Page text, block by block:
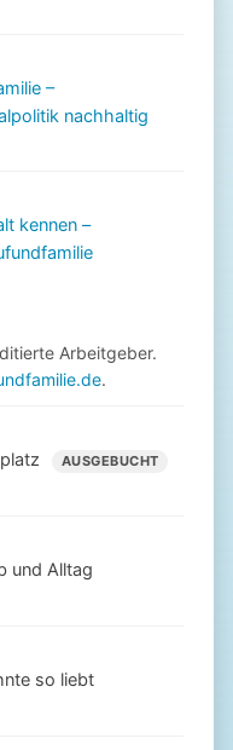
–
nachhaltig
kennen –
Arbeitgeber.
.
AUSGEBUCHT
und Alltag
so liebt